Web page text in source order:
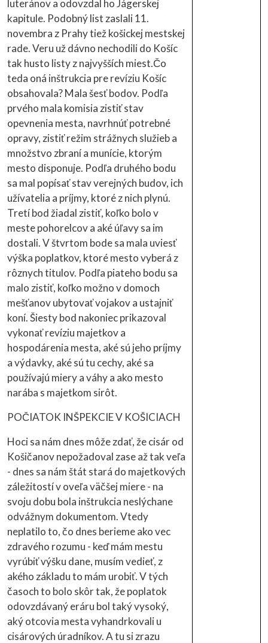
luteránov a odovzdal ho Jágerskej
kapitule. Podobný list zaslali 11.
novembra z Prahy tiež košickej mestskej
rade. Veru už dávno nechodili do Košíc
tak husto listy z najvyšších miest.Čo
teda oná inštrukcia pre revíziu Košíc
obsahovala? Mala šesť bodov. Podľa
prvého mala komisia zistiť stav
opevnenia mesta, navrhnúť potrebné
opravy, zistiť režim strážnych služieb a
množstvo zbraní a munície, ktorým
mesto disponuje. Podľa druhého bodu
sa mal popísať stav verejných budov, ich
užívatelia a príjmy, ktoré z nich plynú.
Tretí bod žiadal zistiť, koľko bolo v
meste pohorelcov a aké úľavy sa im
dostali. V štvrtom bode sa mala uviesť
výška poplatkov, ktoré mesto vyberá z
rôznych titulov. Podľa piateho bodu sa
malo zistiť, koľko možno v domoch
mešťanov ubytovať vojakov a ustajniť
koní. Šiesty bod nakoniec prikazoval
vykonať revíziu majetkov a
hospodárenia mesta, aké sú jeho príjmy
a výdavky, aké sú tu cechy, aké sa
používajú miery a váhy a ako mesto
narába s majetkom sirôt.
POČIATOK INŠPEKCIE V KOŠICIACH
Hoci sa nám dnes môže zdať, že cisár od
Košičanov nepožadoval zase až tak veľa
- dnes sa nám štát stará do majetkových
záležitostí v oveľa väčšej miere - na
svoju dobu bola inštrukcia neslýchane
odvážnym dokumentom. Vtedy
neplatilo to, čo dnes berieme ako vec
zdravého rozumu - keď mám mestu
vyrúbiť výšku dane, musím vedieť, z
akého základu to mám urobiť. V tých
časoch to bolo skôr tak, že poplatok
odovzdávaný eráru bol taký vysoký,
aký otcovia mesta vyhandrkovali u
cisárových úradníkov. A tu si zrazu